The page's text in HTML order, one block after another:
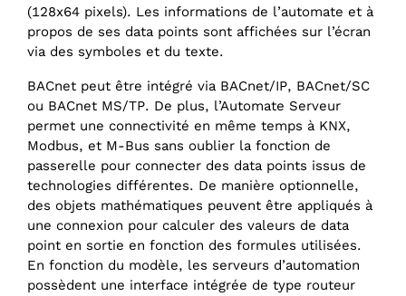
(128x64 pixels). Les informations de l’automate et à
propos de ses data points sont affichées sur l’écran
via des symboles et du texte.
BACnet peut être intégré via BACnet/IP, BACnet/SC
ou BACnet MS/TP. De plus, l’Automate Serveur
permet une connectivité en même temps à KNX,
Modbus, et M-Bus sans oublier la fonction de
passerelle pour connecter des data points issus de
technologies différentes. De manière optionnelle,
des objets mathématiques peuvent être appliqués à
une connexion pour calculer des valeurs de data
point en sortie en fonction des formules utilisées.
En fonction du modèle, les serveurs d’automation
possèdent une interface intégrée de type routeur